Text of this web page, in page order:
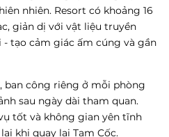
nhiên. Resort có khoảng 16
giản dị với vật liệu truyền
tạo cảm giác ấm cúng và gần
ban công riêng ở mỗi phòng
sau ngày dài tham quan.
tốt và không gian yên tĩnh
khi quay lại Tam Cốc.